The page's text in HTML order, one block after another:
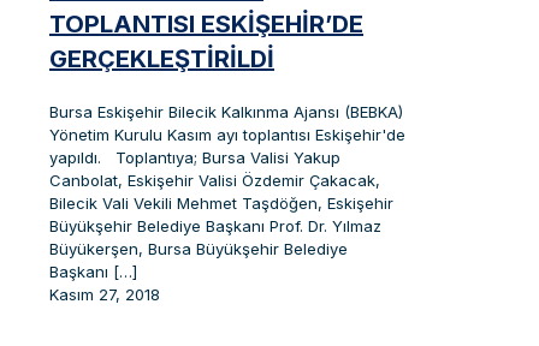
TOPLANTISI ESKİŞEHİR’DE
GERÇEKLEŞTİRİLDİ
Bursa Eskişehir Bilecik Kalkınma Ajansı (BEBKA)
Yönetim Kurulu Kasım ayı toplantısı Eskişehir'de
yapıldı. Toplantıya; Bursa Valisi Yakup
Canbolat, Eskişehir Valisi Özdemir Çakacak,
Bilecik Vali Vekili Mehmet Taşdöğen, Eskişehir
Büyükşehir Belediye Başkanı Prof. Dr. Yılmaz
Büyükerşen, Bursa Büyükşehir Belediye
Başkanı […]
Kasım 27, 2018